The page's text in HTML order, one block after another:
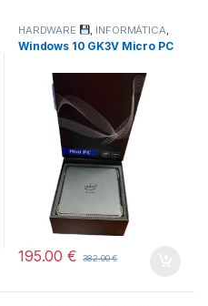
HARDWARE , INFORMÁTICA,
TODOS
Windows 10 GK3V Micro PC
195.00€ 382.00€